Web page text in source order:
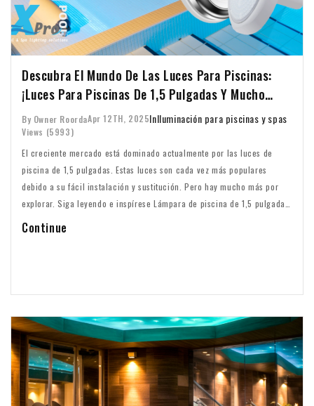
Descubra El Mundo De Las Luces Para Piscinas:
¡Luces Para Piscinas De 1,5 Pulgadas Y Mucho
Más!
By Owner RoordaApr 12TH, 2025InIluminación para piscinas y spas
Views (5993)
El creciente mercado está dominado actualmente por las luces de
piscina de 1,5 pulgadas. Estas luces son cada vez más populares
debido a su fácil instalación y sustitución. Pero hay mucho más por
explorar. Siga leyendo e inspírese Lámpara de piscina de 1,5 pulgadas:
el nuevo estándar en iluminación de piscinas
Continue